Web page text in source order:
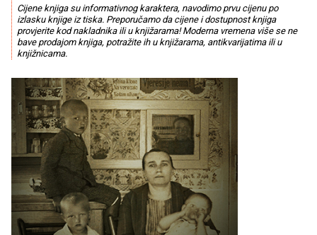
Cijene knjiga su informativnog karaktera, navodimo prvu cijenu po
izlasku knjige iz tiska. Preporučamo da cijene i dostupnost knjiga
provjerite kod nakladnika ili u knjižarama! Moderna vremena više se ne
bave prodajom knjiga, potražite ih u knjižarama, antikvarijatima ili u
knjižnicama.